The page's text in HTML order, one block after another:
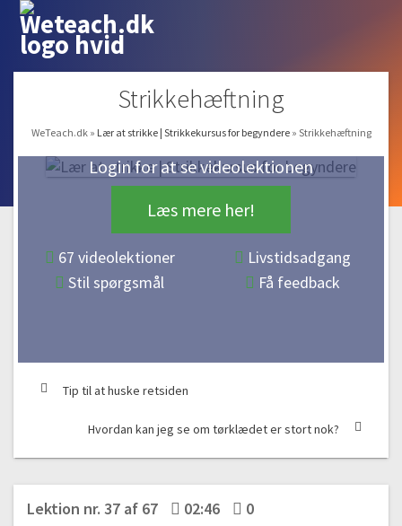
Strikkehæftning
WeTeach.dk » Lær at strikke | Strikkekursus for begyndere » Strikkehæftning
Login for at se videolektionen
Læs mere her!
67 videolektioner
Livstidsadgang
Stil spørgsmål
Få feedback
Tip til at huske retsiden
Hvordan kan jeg se om tørklædet er stort nok?
Lektion nr. 37 af 67 02:46 0
#16 Maskesting – sådan gør du!
05:22
#17 Hæfte ender sammen
#18 Efterbehandling af hue
Fede pulsvarmere | Ret-strik frem og tilbage på
#19 Sådan strikker du en pulsvarmer med ret-strik frem og tilbage
på pinden
Gratis video
#22 Knaphuller
09:51